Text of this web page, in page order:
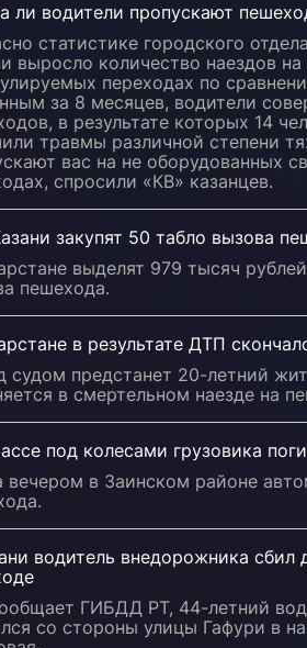
ли водители пропускают
статистике городского
выросло количество наездов
переходах по
за 8 месяцев, водители
в результате которых 14
травмы различной степени
вас на не оборудованных
спросили «КВ» казанцев.
закупят 50 табло вызова
выделят 979 тысяч
пешехода.
в результате ДТП
судом предстанет 20-летний
в смертельном наезде на
под колесами грузовика
вечером в Заинском районе
водитель внедорожника
ГИБДД РТ, 44-летний
со стороны улицы Гафури в